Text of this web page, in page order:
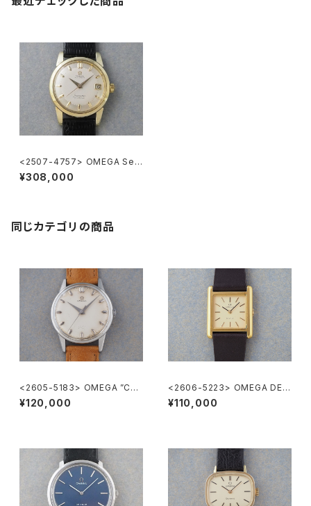
<2507-4757> OMEGA Sea
master CALENDAR
¥308,000
同じカテゴリの商品
<2605-5183> OMEGA ”Cal.
285"
¥120,000
<2606-5223> OMEGA DE V
ILLE
¥110,000